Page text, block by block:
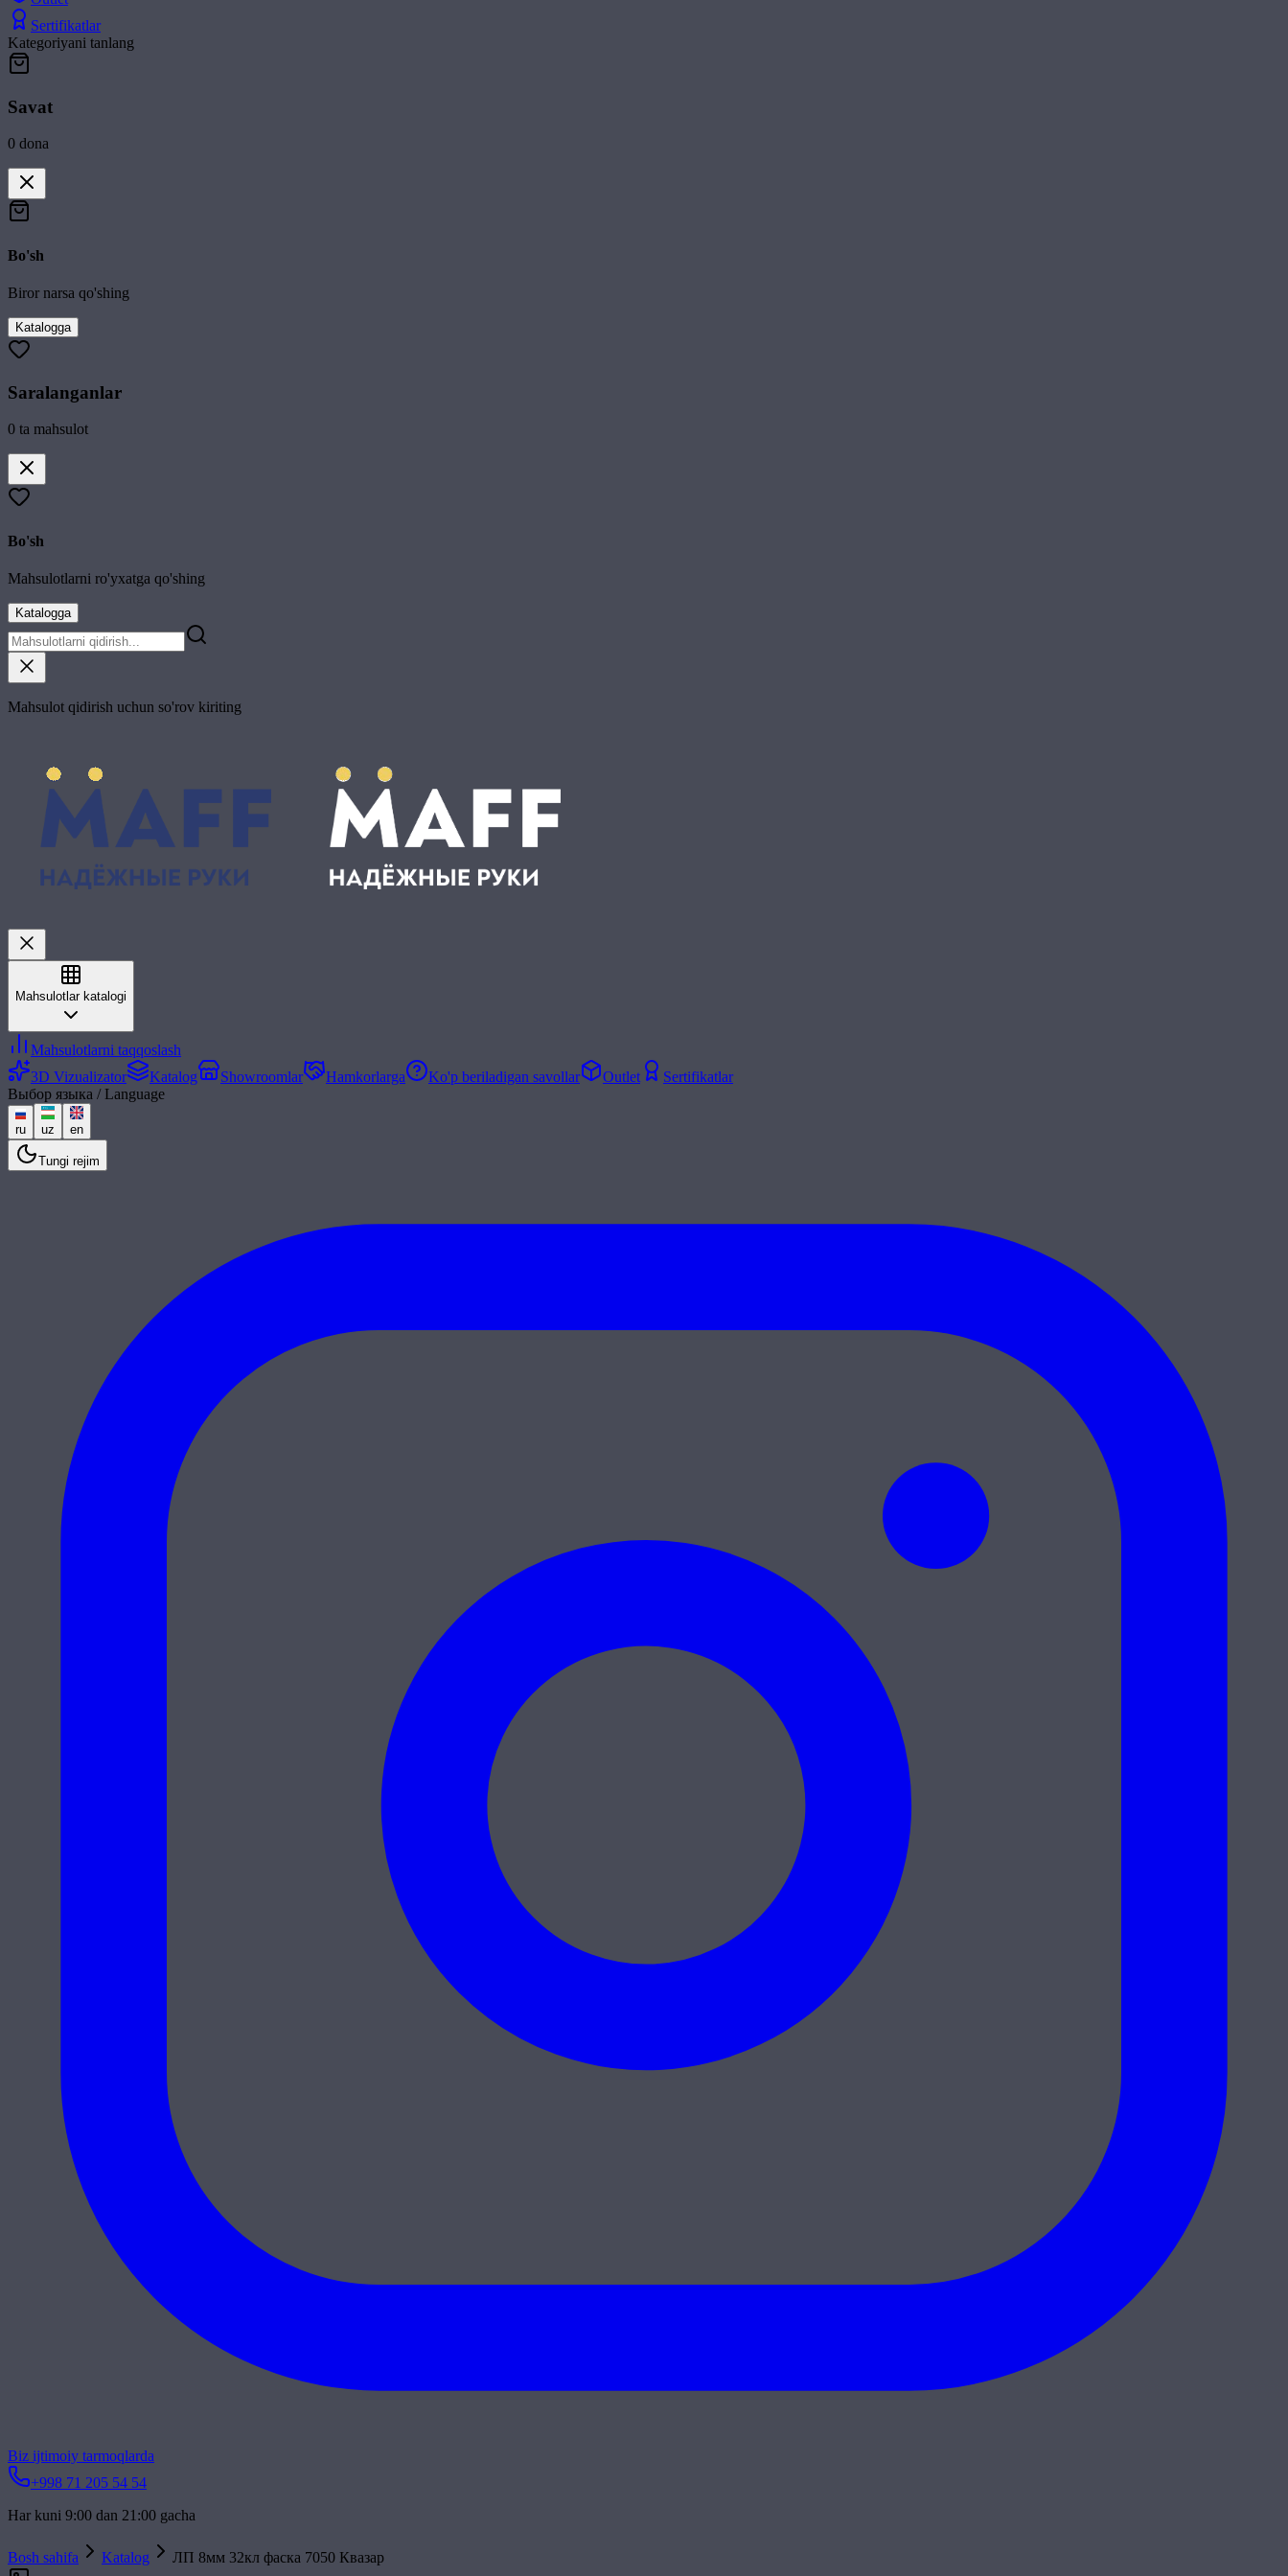
Sertifikatlar
Kategoriyani tanlang
Savat
0 dona
Bo'sh
Biror narsa qo'shing
Katalogga
Saralanganlar
0 ta mahsulot
Bo'sh
Mahsulotlarni ro'yxatga qo'shing
Katalogga
Mahsulot qidirish uchun so'rov kiriting
Mahsulotlar katalogi
Mahsulotlarni taqqoslash
3D Vizualizator
Katalog Showroomlar Hamkorlarga Ko'p beriladigan savollar Outlet
Sertifikatlar
Выбор языка / Language
ru uz en
Tungi rejim
Biz ijtimoiy tarmoqlarda
+998 71 205 54 54
Har kuni 9:00 dan 21:00 gacha
Bosh sahifa Katalog
ЛП 8мм 32кл фаска 7050 Квазар